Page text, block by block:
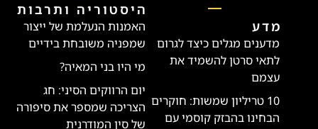
מדע
מדענים מגלים כיצד לגרום
לתאי סרטן להשמיד את
עצמם
10 טריליון שמשות: חוקרים
הבחינו בהבזק קוסמי עם
היסטוריה ותרבות
האמנות הנעלמת של ייצור
שמפניה משובחת בידיים
מי היו בני המאיה?
יום הרווקים הסיני: חג
הצריכה שמספר את סיפורה
של סין המודרנית